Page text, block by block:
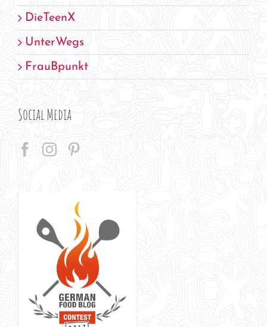
DieTeenX
UnterWegs
FrauBpunkt
Social Media